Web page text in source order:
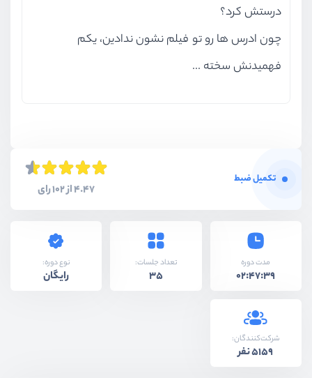
درستش کرد؟
چون ادرس ها رو تو فیلم نشون ندادین، یکم
فهمیدنش سخته ...
تکمیل ضبط
4.47 از 102 رای
مدت دوره
02:47:39
تعداد جلسات:
35
نوع دوره:
رایگان
شرکت‌کنندگان:
5159 نفر